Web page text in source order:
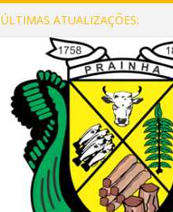
ÚLTIMAS ATUALIZAÇÕES: